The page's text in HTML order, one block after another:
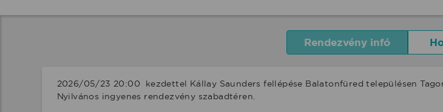
Rendezvény infó
2026/05/23 20:00  kezdettel Kállay Saunders fellépése Balatonfüred településen
Nyilvános ingyenes rendezvény szabadtéren.